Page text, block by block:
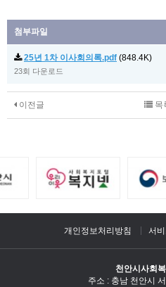
첨부파일
25년 1차 이사회의록.pdf (848.4K)
23회 다운로드
이전글 목
개인정보처리방침 서
천안시사회
주소 : 충남 천안시